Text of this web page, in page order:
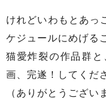
けれどいわもとあっ
ケジュールにめげる
猫愛炸裂の作品群
画、完遂！してくだ
（ありがとうござい